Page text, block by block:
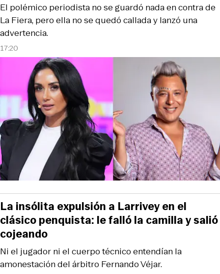
17:20
El polémico periodista no se guardó nada en contra de
La Fiera, pero ella no se quedó callada y lanzó una
advertencia.
Ni el jugador ni el cuerpo técnico entendían la
amonestación del árbitro Fernando Véjar.
La insólita expulsión a Larrivey en el
clásico penquista: le falló la camilla y salió
cojeando